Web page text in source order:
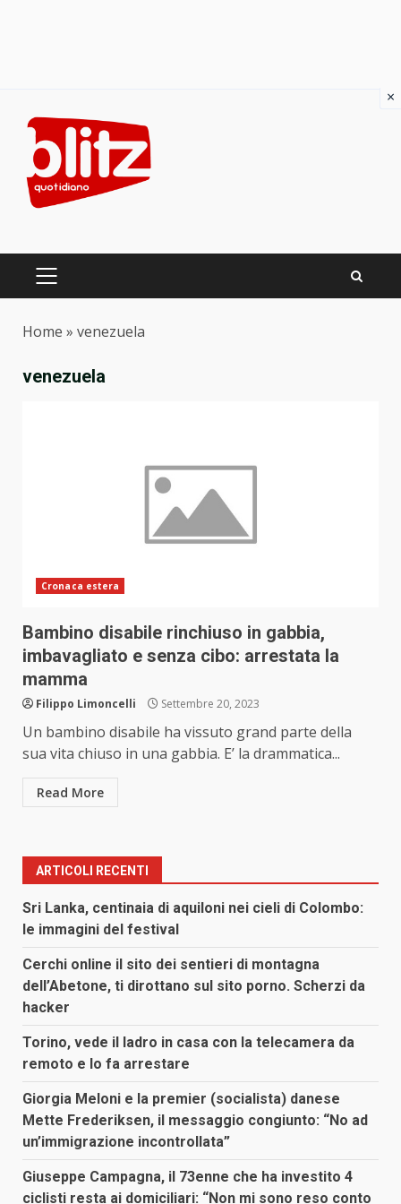
content
PRIMARY
Home » venezuela
venezuela
Cronaca estera
Bambino disabile rinchiuso in gabbia,
imbavagliato e senza cibo: arrestata la
mamma
Filippo Limoncelli Settembre 20, 2023
Un bambino disabile ha vissuto grand parte della
sua vita chiuso in una gabbia. E’ la drammatica...
Read More
ARTICOLI RECENTI
Sri Lanka, centinaia di aquiloni nei cieli di Colombo:
le immagini del festival
Cerchi online il sito dei sentieri di montagna
dell’Abetone, ti dirottano sul sito porno. Scherzi da
hacker
Torino, vede il ladro in casa con la telecamera da
remoto e lo fa arrestare
Giorgia Meloni e la premier (socialista) danese
Mette Frederiksen, il messaggio congiunto: “No ad
un’immigrazione incontrollata”
Giuseppe Campagna, il 73enne che ha investito 4
ciclisti resta ai domiciliari: “Non mi sono reso conto
×